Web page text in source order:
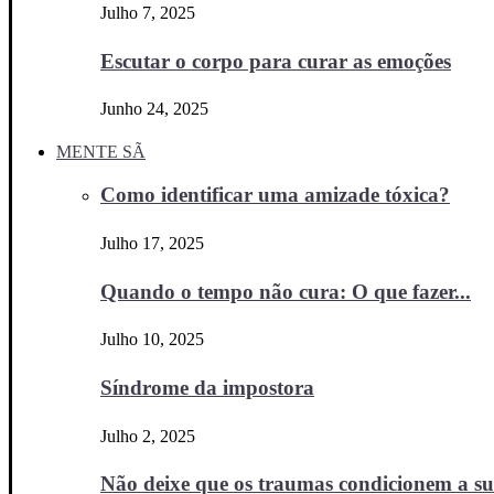
Julho 7, 2025
Escutar o corpo para curar as emoções
Junho 24, 2025
MENTE SÃ
Como identificar uma amizade tóxica?
Julho 17, 2025
Quando o tempo não cura: O que fazer...
Julho 10, 2025
Síndrome da impostora
Julho 2, 2025
Não deixe que os traumas condicionem a